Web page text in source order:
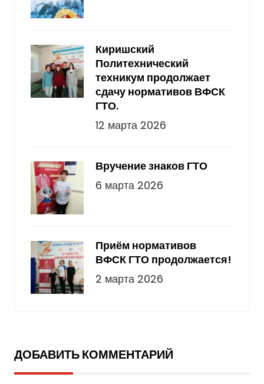
Киришский
Политехнический
техникум продолжает
сдачу нормативов ВФСК
ГТО.
12 марта 2026
Вручение знаков ГТО
6 марта 2026
Приём нормативов
ВФСК ГТО продолжается!
2 марта 2026
ДОБАВИТЬ КОММЕНТАРИЙ